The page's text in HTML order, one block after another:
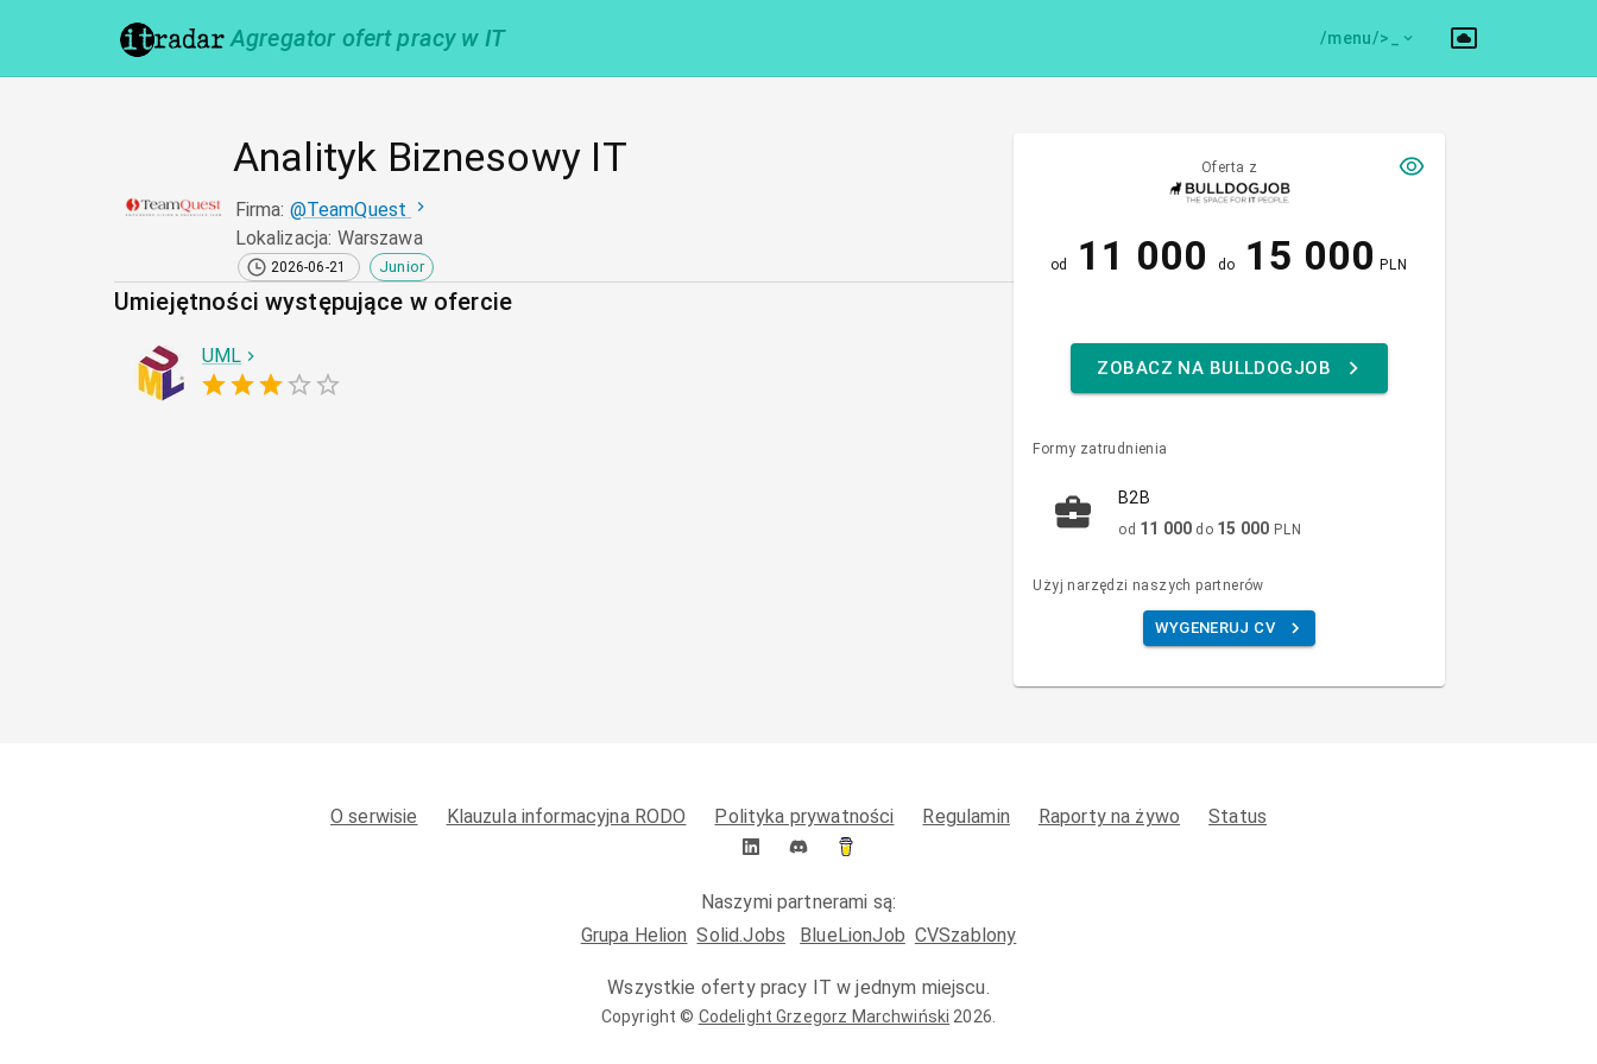
Agregator ofert pracy w IT /menu/>
Analityk Biznesowy IT
Firma: @TeamQuest
Lokalizacja: Warszawa
2026-06-21 Junior
Umiejętności występujące w ofercie
UML
Oferta z
od 11 000 do 15 000 PLN
ZOBACZ NA BULLDOGJOB
Formy zatrudnienia
B2B
od 11 000 do 15 000 PLN
Użyj narzędzi naszych partnerów
WYGENERUJ CV
O serwisie Klauzula informacyjna RODO Polityka prywatności Regulamin Raporty na żywo Status
Naszymi partnerami są:
Grupa Helion Solid.Jobs BlueLionJob CVSzablony
Wszystkie oferty pracy IT w jednym miejscu.
Copyright © Codelight Grzegorz Marchwiński 2026